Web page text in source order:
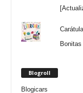
Blogroll
Blogicars